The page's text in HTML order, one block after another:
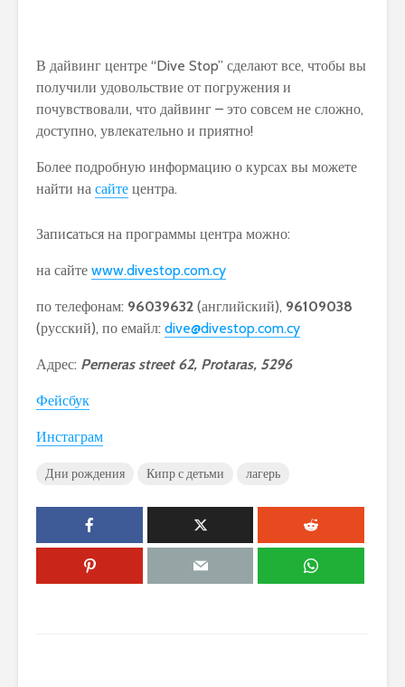
В дайвинг центре “Dive Stop” сделают все, чтобы вы
получили удовольствие от погружения и
почувствовали, что дайвинг – это совсем не сложно,
доступно, увлекательно и приятно!
Более подробную информацию о курсах вы можете
найти на сайте центра.
Запиcаться на программы центра можно:
на сайте www.divestop.com.cy
по телефонам: 96039632 (английский), 96109038
(русский), по емайл: dive@divestop.com.cy
Адрес: Perneras street 62, Protaras, 5296
Фейсбук
Инстаграм
Дни рождения Кипр с детьми лагерь